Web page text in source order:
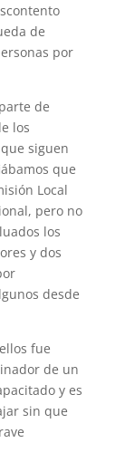
de
por
de
los
siguen
que
Local
pero no
los
y dos
desde
fue
de un
y es
sin que